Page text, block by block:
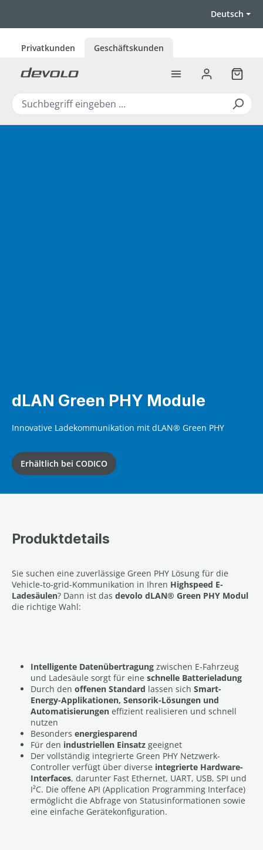
Deutsch
Privatkunden Geschäftskunden
dLAN Green PHY Module
Innovative Ladekommunikation mit dLAN® Green PHY
Erhältlich bei CODICO
Produktdetails
Sie suchen eine zuverlässige Green PHY Lösung für die
Vehicle-to-grid-Kommunikation in Ihren Highspeed E-
Ladesäulen? Dann ist das devolo dLAN® Green PHY Modul
die richtige Wahl:
Intelligente Datenübertragung zwischen E-Fahrzeug
und Ladesäule sorgt für eine schnelle Batterieladung
Durch den offenen Standard lassen sich Smart-
Energy-Applikationen, Sensorik-Lösungen und
Automatisierungen effizient realisieren und schnell
nutzen
Besonders energiesparend
Für den industriellen Einsatz geeignet
Der vollständig integrierte Green PHY Netzwerk-
Controller verfügt über diverse integrierte Hardware-
Interfaces, darunter Fast Ethernet, UART, USB, SPI und
I²C. Die offene API (Application Programming Interface)
ermöglicht die Abfrage von Statusinformationen sowie
eine einfache Gerätekonfiguration.